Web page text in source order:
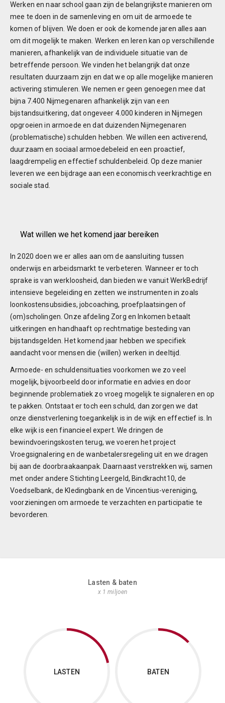
Werken en naar school gaan zijn de belangrijkste manieren om
mee te doen in de samenleving en om uit de armoede te
komen of blijven. We doen er ook de komende jaren alles aan
om dit mogelijk te maken. Werken en leren kan op verschillende
manieren, afhankelijk van de individuele situatie van de
betreffende persoon. We vinden het belangrijk dat onze
resultaten duurzaam zijn en dat we op alle mogelijke manieren
activering stimuleren. We nemen er geen genoegen mee dat
bijna 7.400 Nijmegenaren afhankelijk zijn van een
bijstandsuitkering, dat ongeveer 4.000 kinderen in Nijmegen
opgroeien in armoede en dat duizenden Nijmegenaren
(problematische) schulden hebben. We willen een activerend,
duurzaam en sociaal armoedebeleid en een proactief,
laagdrempelig en effectief schuldenbeleid. Op deze manier
leveren we een bijdrage aan een economisch veerkrachtige en
sociale stad.
Wat willen we het komend jaar bereiken
In 2020 doen we er alles aan om de aansluiting tussen
onderwijs en arbeidsmarkt te verbeteren. Wanneer er toch
sprake is van werkloosheid, dan bieden we vanuit WerkBedrijf
intensieve begeleiding en zetten we instrumenten in zoals
loonkostensubsidies, jobcoaching, proefplaatsingen of
(om)scholingen. Onze afdeling Zorg en Inkomen betaalt
uitkeringen en handhaaft op rechtmatige besteding van
bijstandsgelden. Het komend jaar hebben we specifiek
aandacht voor mensen die (willen) werken in deeltijd.
Armoede- en schuldensituaties voorkomen we zo veel
mogelijk, bijvoorbeeld door informatie en advies en door
beginnende problematiek zo vroeg mogelijk te signaleren en op
te pakken. Ontstaat er toch een schuld, dan zorgen we dat
onze dienstverlening toegankelijk is in de wijk en effectief is. In
elke wijk is een financieel expert. We dringen de
bewindvoeringskosten terug, we voeren het project
Vroegsignalering en de wanbetalersregeling uit en we dragen
bij aan de doorbraakaanpak. Daarnaast verstrekken wij, samen
met onder andere Stichting Leergeld, Bindkracht10, de
Voedselbank, de Kledingbank en de Vincentius-vereniging,
voorzieningen om armoede te verzachten en participatie te
bevorderen.
Lasten & baten
x 1 miljoen
LASTEN BATEN